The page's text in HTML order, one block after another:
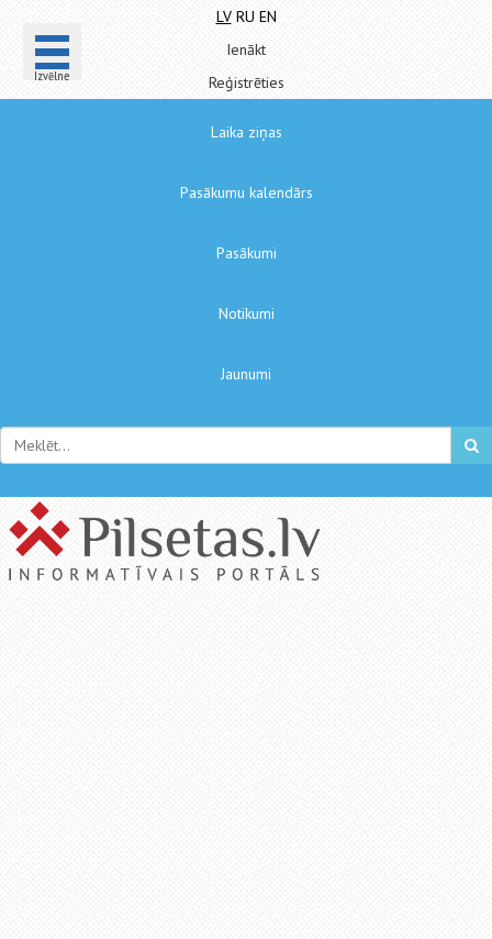
Izvēlne
LV RU EN
Ienākt
Reģistrēties
Laika ziņas
Pasākumu kalendārs
Pasākumi
Notikumi
Jaunumi